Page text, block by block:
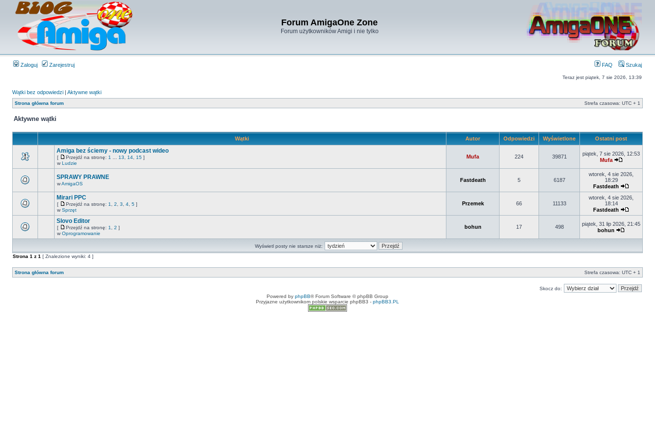
Forum AmigaOne Zone
Forum użytkowników Amigi i nie tylko
Zaloguj Zarejestruj FAQ Szukaj
Teraz jest piątek, 7 sie 2026, 13:39
Wątki bez odpowiedzi | Aktywne wątki
Strona główna forum Strefa czasowa: UTC + 1
Aktywne wątki
Wątki Autor Odpowiedzi Wyświetlone Ostatni post
Amiga bez ściemy - nowy podcast wideo
[ Przejdź na stronę: 1 13 14 15 ]
w Ludzie
Mufa 224 39871
piątek, 7 sie 2026, 12:53
Mufa
SPRAWY PRAWNE
wAmigaOS
Fastdeath 5 6187
wtorek, 4 sie 2026,
18:29
Fastdeath
Mirari PPC
[ Przejdź na stronę: 1 2 3 4 5 ]
w Sprzęt
Przemek 66 11133
wtorek, 4 sie 2026,
18:14
Fastdeath
Slovo Editor
[ Przejdź na stronę: 1 2 ]
w Oprogramowanie
bohun 17 498
piątek, 31 lip 2026, 21:45
bohun
Wyświetl posty nie starsze niż:
Strona 1 z 1 [ Znalezione wyniki: 4 ]
Strona główna forum Strefa czasowa: UTC + 1
Skocz do:
Powered by phpBB® Forum Software © phpBB Group
Przyjazne użytkownikom polskie wsparcie phpBB3 - phpBB3.PL